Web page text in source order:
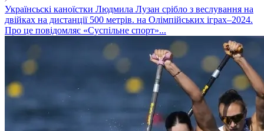
Українсьскі каноїстки Людмила Лузан срібло з веслування на
двійках на дистанції 500 метрів. на Олімпійських іграх–2024.
Про це повідомляє «Суспільне спорт»...